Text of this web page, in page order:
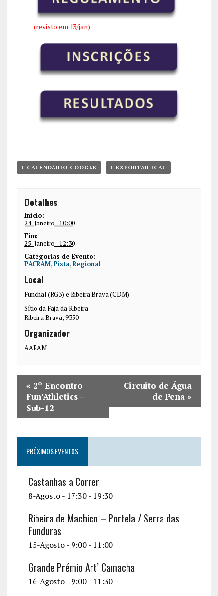
(revisto em 13/jan)
+ CALENDÁRIO GOOGLE + EXPORTAR ICAL
Detalhes
Início:
24-Janeiro - 10:00
Fim:
25-Janeiro - 12:30
Categorias de Evento:
PACRAM,Pista,Regional
Local
Funchal (RG3) e Ribeira Brava (CDM)
Sítio da Fajã da Ribeira
Ribeira Brava,9350
Organizador
AARAM
« 2º Encontro
Fun’Athletics –
Sub-12
Circuito de Água
de Pena »
PRÓXIMOS EVENTOS
Castanhas a Correr
8-Agosto - 17:30- 19:30
Ribeira de Machico – Portela / Serra das
Funduras
15-Agosto - 9:00- 11:00
Grande Prémio Art’ Camacha
16-Agosto - 9:00- 11:30